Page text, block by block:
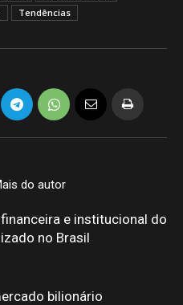
Tendências
do autor
e institucional do
no Brasil
bilionário